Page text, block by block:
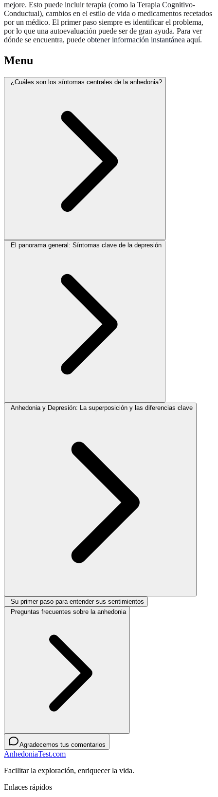
mejore. Esto puede incluir terapia (como la Terapia Cognitivo-
Conductual), cambios en el estilo de vida o medicamentos recetados
por un médico. El primer paso siempre es identificar el problema,
por lo que una autoevaluación puede ser de gran ayuda. Para ver
dónde se encuentra, puede obtener información instantánea aquí.
Menu
¿Cuáles son los síntomas centrales de la anhedonia?
El panorama general: Síntomas clave de la depresión
Anhedonia y Depresión: La superposición y las diferencias clave
Su primer paso para entender sus sentimientos
Preguntas frecuentes sobre la anhedonia
Agradecemos tus comentarios
AnhedoniaTest.com
Facilitar la exploración, enriquecer la vida.
Enlaces rápidos